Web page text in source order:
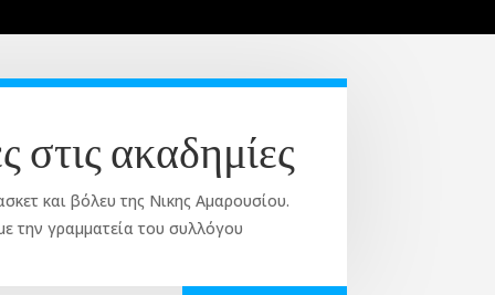
στις ακαδημίες
και βόλευ της Νικης Αμαρουσίου.
την γραμματεία του συλλόγου